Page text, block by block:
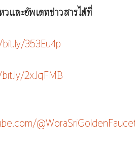
และอัพเดทข่าวสารได้ที่
353Eu4p
2xJqFMB